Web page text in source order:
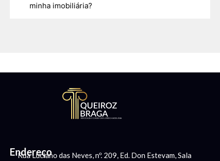
minha imobiliária?
Endereço
Rua Luciano das Neves, nº. 209, Ed. Don Estevam, Sala